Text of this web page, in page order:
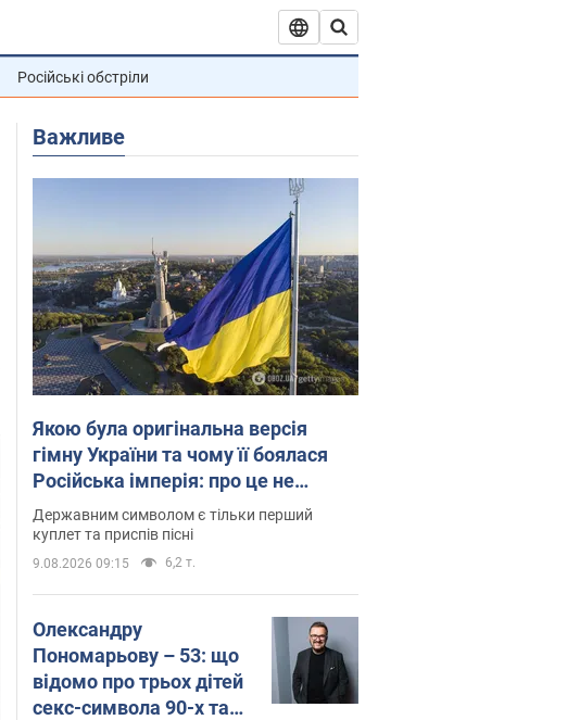
Російські обстріли
Важливе
Якою була оригінальна версія
гімну України та чому її боялася
Російська імперія: про це не
розповідають у школі
Державним символом є тільки перший
куплет та приспів пісні
9.08.2026 09:15 6,2 т.
Олександру
Пономарьову – 53: що
відомо про трьох дітей
секс-символа 90-х та